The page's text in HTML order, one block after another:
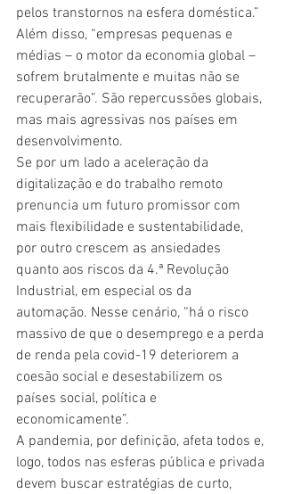
pelos transtornos na esfera doméstica.”
Além disso, “empresas pequenas e
médias – o motor da economia global –
sofrem brutalmente e muitas não se
recuperarão”. São repercussões globais,
mas mais agressivas nos países em
desenvolvimento.
Se por um lado a aceleração da
digitalização e do trabalho remoto
prenuncia um futuro promissor com
mais flexibilidade e sustentabilidade,
por outro crescem as ansiedades
quanto aos riscos da 4.ª Revolução
Industrial, em especial os da
automação. Nesse cenário, “há o risco
massivo de que o desemprego e a perda
de renda pela covid-19 deteriorem a
coesão social e desestabilizem os
países social, política e
economicamente”.
A pandemia, por definição, afeta todos e,
logo, todos nas esferas pública e privada
devem buscar estratégias de curto,